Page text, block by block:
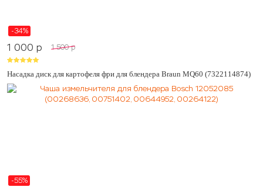
-34%
1 000 p 1 500 p
Насадка диск для картофеля фри для блендера Braun MQ60 (7322114874)
-55%